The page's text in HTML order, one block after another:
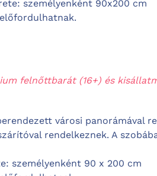
személyenként 90x200 cm
felnőttbarát (16+) és
városi panorámával
rendelkeznek. A
személyenként 90 x 200 cm